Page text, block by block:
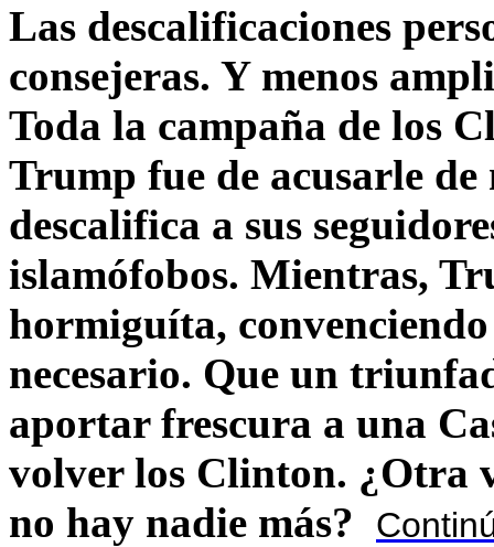
Las descalificaciones
consejeras. Y menos
Toda la campaña de los
Trump fue de acusarle
descalifica a sus
islamófobos. Mientras,
hormiguíta,
necesario. Que un
aportar frescura a una
volver los Clinton. ¿Otra
no hay nadie más?